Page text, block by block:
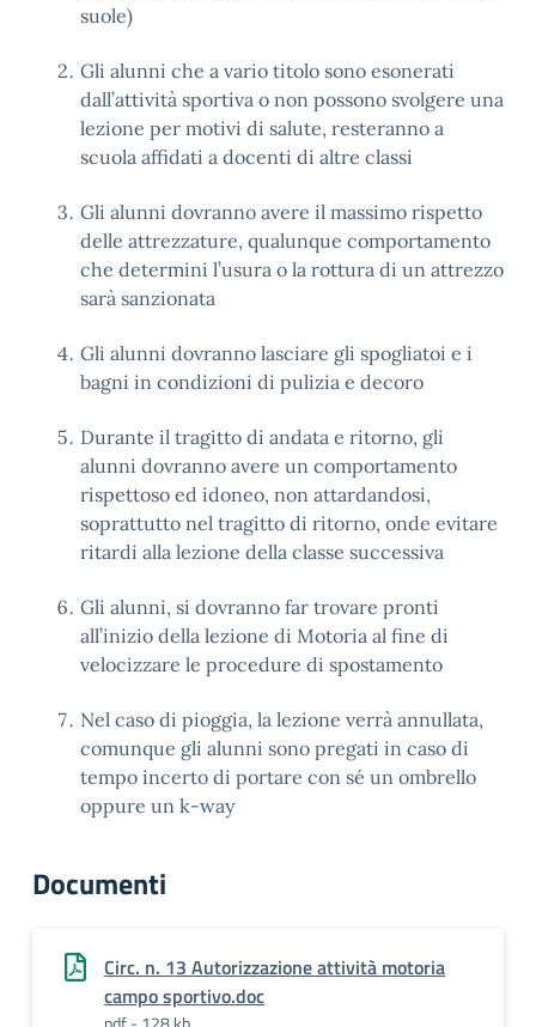
suole)
Gli alunni che a vario titolo sono esonerati
dall’attività sportiva o non possono svolgere una
lezione per motivi di salute, resteranno a
scuola affidati a docenti di altre classi
Gli alunni dovranno avere il massimo rispetto
delle attrezzature, qualunque comportamento
che determini l’usura o la rottura di un attrezzo
sarà sanzionata
Gli alunni dovranno lasciare gli spogliatoi e i
bagni in condizioni di pulizia e decoro
Durante il tragitto di andata e ritorno, gli
alunni dovranno avere un comportamento
rispettoso ed idoneo, non attardandosi,
soprattutto nel tragitto di ritorno, onde evitare
ritardi alla lezione della classe successiva
Gli alunni, si dovranno far trovare pronti
all’inizio della lezione di Motoria al fine di
velocizzare le procedure di spostamento
Nel caso di pioggia, la lezione verrà annullata,
comunque gli alunni sono pregati in caso di
tempo incerto di portare con sé un ombrello
oppure un k-way
Documenti
Circ. n. 13 Autorizzazione attività motoria
campo sportivo.doc